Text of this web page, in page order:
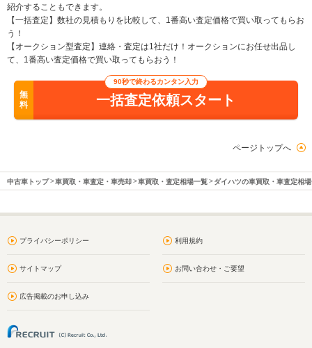
紹介することもできます。
【一括査定】数社の見積もりを比較して、1番高い査定価格で買い取ってもらお
う！
【オークション型査定】連絡・査定は1社だけ！オークションにお任せ出品し
て、1番高い査定価格で買い取ってもらおう！
無
料
90秒で終わるカンタン入力
一括査定依頼スタート
ページトップへ
中古車トップ 車買取・車査定・車売却 車買取・査定相場一覧 ダイハツの車買取・車査定相
プライバシーポリシー 利用規約
サイトマップ お問い合わせ・ご要望
広告掲載のお申し込み